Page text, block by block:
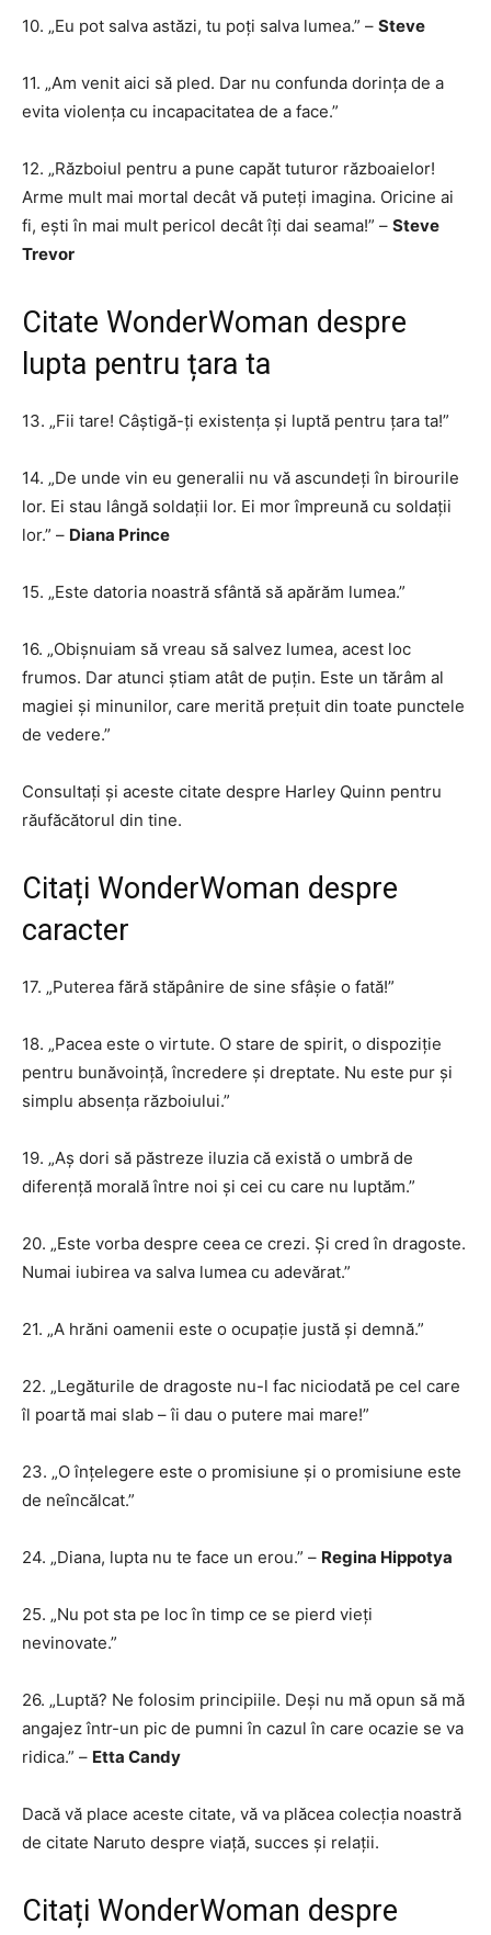
10. „Eu pot salva astăzi, tu poți salva lumea.” – Steve
11. „Am venit aici să pled. Dar nu confunda dorința de a
evita violența cu incapacitatea de a face.”
12. „Războiul pentru a pune capăt tuturor războaielor!
Arme mult mai mortal decât vă puteți imagina. Oricine ai
fi, ești în mai mult pericol decât îți dai seama!” – Steve
Trevor
Citate WonderWoman despre
lupta pentru țara ta
13. „Fii tare! Câștigă-ți existența și luptă pentru țara ta!”
14. „De unde vin eu generalii nu vă ascundeți în birourile
lor. Ei stau lângă soldații lor. Ei mor împreună cu soldații
lor.” – Diana Prince
15. „Este datoria noastră sfântă să apărăm lumea.”
16. „Obișnuiam să vreau să salvez lumea, acest loc
frumos. Dar atunci știam atât de puțin. Este un tărâm al
magiei și minunilor, care merită prețuit din toate punctele
de vedere.”
Consultați și aceste citate despre Harley Quinn pentru
răufăcătorul din tine.
Citați WonderWoman despre
caracter
17. „Puterea fără stăpânire de sine sfâșie o fată!”
18. „Pacea este o virtute. O stare de spirit, o dispoziție
pentru bunăvoință, încredere și dreptate. Nu este pur și
simplu absența războiului.”
19. „Aș dori să păstreze iluzia că există o umbră de
diferență morală între noi și cei cu care nu luptăm.”
20. „Este vorba despre ceea ce crezi. Și cred în dragoste.
Numai iubirea va salva lumea cu adevărat.”
21. „A hrăni oamenii este o ocupație justă și demnă.”
22. „Legăturile de dragoste nu-l fac niciodată pe cel care
îl poartă mai slab – îi dau o putere mai mare!”
23. „O înțelegere este o promisiune și o promisiune este
de neîncălcat.”
24. „Diana, lupta nu te face un erou.” – Regina Hippotya
25. „Nu pot sta pe loc în timp ce se pierd vieți
nevinovate.”
26. „Luptă? Ne folosim principiile. Deși nu mă opun să mă
angajez într-un pic de pumni în cazul în care ocazie se va
ridica.” – Etta Candy
Dacă vă place aceste citate, vă va plăcea colecția noastră
de citate Naruto despre viață, succes și relații.
Citați WonderWoman despre